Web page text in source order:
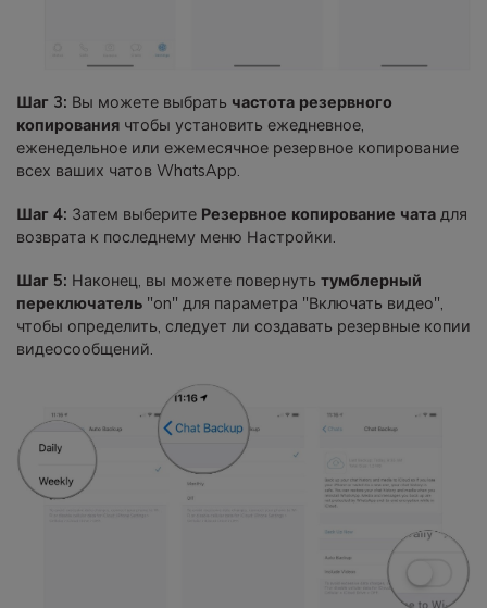
Шаг 3: Вы можете выбрать частота резервного
копирования чтобы установить ежедневное,
еженедельное или ежемесячное резервное копирование
всех ваших чатов WhatsApp.
Шаг 4: Затем выберите Резервное копирование чата для
возврата к последнему меню Настройки.
Шаг 5: Наконец, вы можете повернуть тумблерный
переключатель "on" для параметра "Включать видео",
чтобы определить, следует ли создавать резервные копии
видеосообщений.